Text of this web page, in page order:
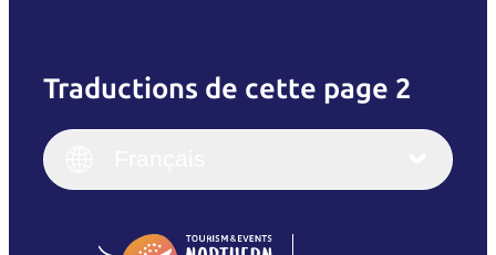
Traductions de cette page 2
English
Italiano